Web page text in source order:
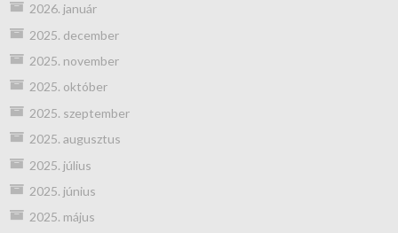
2026. január
2025. december
2025. november
2025. október
2025. szeptember
2025. augusztus
2025. július
2025. június
2025. május